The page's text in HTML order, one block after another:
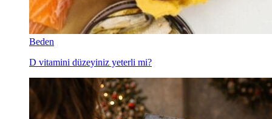
Beden
D vitamini düzeyiniz yeterli mi?